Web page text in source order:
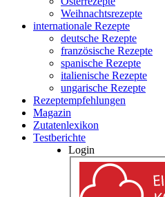
Weihnachtsrezepte
internationale Rezepte
deutsche Rezepte
französische Rezepte
spanische Rezepte
italienische Rezepte
ungarische Rezepte
Rezeptempfehlungen
Magazin
Zutatenlexikon
Testberichte
Login